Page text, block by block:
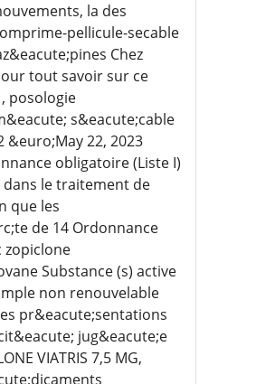
la des
pellicule-secable
Chez
tout savoir sur ce
posologie
s&eacute;cable
&euro;May 22, 2023
obligatoire (Liste I)
dans le traitement de
que les
de 14 Ordonnance
zopiclone
Substance (s) active
non renouvelable
pr&eacute;sentations
jug&eacute;e
VIATRIS 7,5 MG,